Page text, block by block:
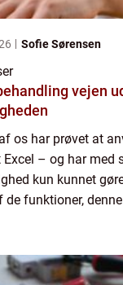
Sofie Sørensen
vejen ud af
os har prøvet at
– og har med
kun kunnet
de funktioner,